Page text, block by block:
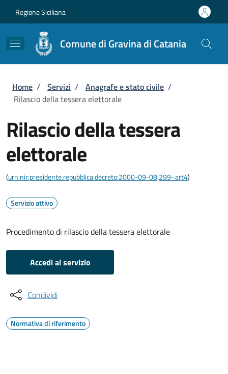
Regione Siciliana
Comune di Gravina di Catania
Briciole di pane
Home / Servizi / Anagrafe e stato civile /
Rilascio della tessera elettorale
Rilascio della tessera
elettorale
(urn:nir:presidente.repubblica:decreto:2000-09-08;299~art4)
Servizio attivo
Procedimento di rilascio della tessera elettorale
Accedi al servizio
Condividi
Normativa di riferimento